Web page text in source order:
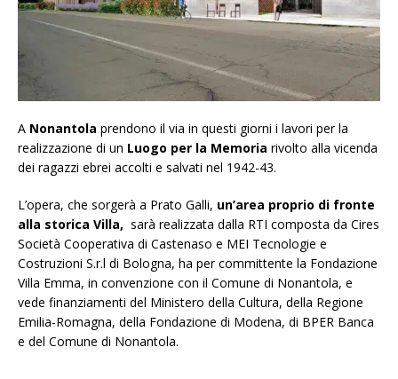
A Nonantola prendono il via in questi giorni i lavori per la
realizzazione di un Luogo per la Memoria rivolto alla vicenda
dei ragazzi ebrei accolti e salvati nel 1942-43.
L’opera, che sorgerà a Prato Galli, un’area proprio di fronte
alla storica Villa, sarà realizzata dalla RTI composta da Cires
Società Cooperativa di Castenaso e MEI Tecnologie e
Costruzioni S.r.l di Bologna, ha per committente la Fondazione
Villa Emma, in convenzione con il Comune di Nonantola, e
vede finanziamenti del Ministero della Cultura, della Regione
Emilia-Romagna, della Fondazione di Modena, di BPER Banca
e del Comune di Nonantola.